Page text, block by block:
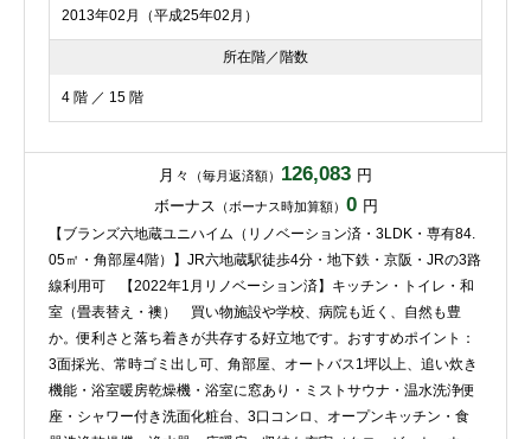
2013年02月（平成25年02月）
所在階／階数
4 階 ／ 15 階
月々 （毎月返済額） 126,083 円
ボーナス （ボーナス時加算額） 0 円
【ブランズ六地蔵ユニハイム（リノベーション済・3LDK・専有84.
05㎡・角部屋4階）】JR六地蔵駅徒歩4分・地下鉄・京阪・JRの3路
線利用可 【2022年1月リノベーション済】キッチン・トイレ・和
室（畳表替え・襖） 買い物施設や学校、病院も近く、自然も豊
か。便利さと落ち着きが共存する好立地です。おすすめポイント：
3面採光、常時ゴミ出し可、角部屋、オートバス1坪以上、追い炊き
機能・浴室暖房乾燥機・浴室に窓あり・ミストサウナ・温水洗浄便
座・シャワー付き洗面化粧台、3口コンロ、オープンキッチン・食